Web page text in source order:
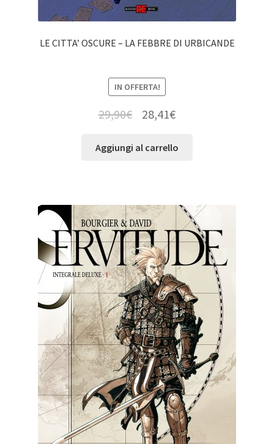
LE CITTA’ OSCURE – LA FEBBRE DI URBICANDE
IN OFFERTA!
29,90€ 28,41€
Aggiungi al carrello